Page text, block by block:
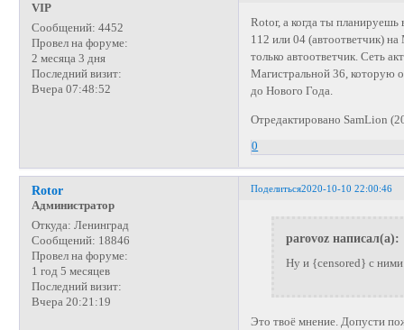
VIP
Сообщений: 4452
Провел на форуме:
2 месяца 3 дня
Последний визит:
Вчера 07:48:52
Rotor, а когда ты
112 или 04 (автоответчик)
только автоответчик. Сеть
Магистральной 36, которую
до Нового Года.
Отредактировано SamLion
0
Поделиться2020-10-10 22:00:46
Rotor
Администратор
Откуда: Ленинград
Сообщений: 18846
Провел на форуме:
1 год 5 месяцев
Последний визит:
Вчера 20:21:19
parovoz написал(а):
Ну и {censored} с
Это твоё мнение. Допусти